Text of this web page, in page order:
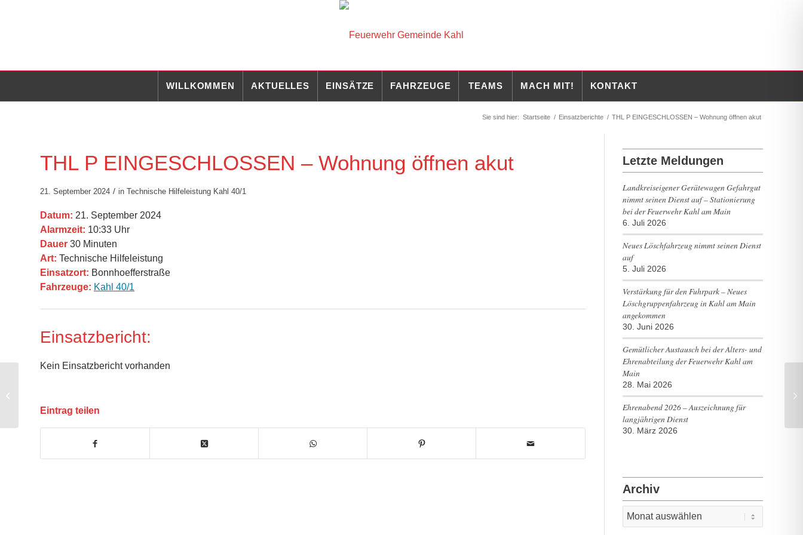
WILLKOMMEN AKTUELLES EINSÄTZE FAHRZEUGE TEAMS MACH MIT! KONTAKT
Sie sind hier: Startseite / Einsatzberichte / THL P EINGESCHLOSSEN – Wohnung öffnen akut
THL P EINGESCHLOSSEN – Wohnung öffnen akut
21. September 2024 / in Technische Hilfeleistung Kahl 40/1
Datum: 21. September 2024
Alarmzeit: 10:33 Uhr
Dauer 30 Minuten
Art: Technische Hilfeleistung
Einsatzort: Bonnhoefferstraße
Fahrzeuge: Kahl 40/1
Einsatzbericht:
Kein Einsatzbericht vorhanden
Eintrag teilen
Letzte Meldungen
Landkreiseigener Gerätewagen Gefahrgut
nimmt seinen Dienst auf – Stationierung
bei der Feuerwehr Kahl am Main
6. Juli 2026
Neues Löschfahrzeug nimmt seinen Dienst
auf
5. Juli 2026
Verstärkung für den Fuhrpark – Neues
Löschgruppenfahrzeug in Kahl am Main
angekommen
30. Juni 2026
Gemütlicher Austausch bei der Alters- und
Ehrenabteilung der Feuerwehr Kahl am
Main
28. Mai 2026
Ehrenabend 2026 – Auszeichnung für
langjährigen Dienst
30. März 2026
Archiv